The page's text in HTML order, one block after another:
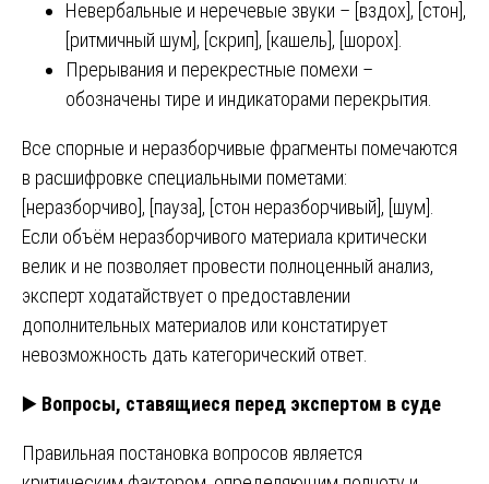
Невербальные и неречевые звуки – [вздох], [стон],
[ритмичный шум], [скрип], [кашель], [шорох].
Прерывания и перекрестные помехи –
обозначены тире и индикаторами перекрытия.
Все спорные и неразборчивые фрагменты помечаются
в расшифровке специальными пометами:
[неразборчиво], [пауза], [стон неразборчивый], [шум].
Если объём неразборчивого материала критически
велик и не позволяет провести полноценный анализ,
эксперт ходатайствует о предоставлении
дополнительных материалов или констатирует
невозможность дать категорический ответ.
▶️ Вопросы, ставящиеся перед экспертом в суде
Правильная постановка вопросов является